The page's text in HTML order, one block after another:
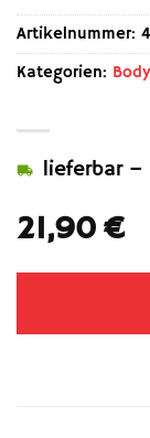
21,90€
lieferbar
Artikelnummer:
Kategorien: